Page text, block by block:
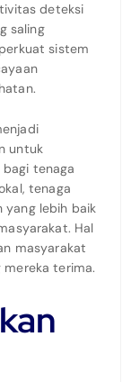
deteksi
saling
sistem
untuk
tenaga
tenaga
yang lebih baik
Hal
masyarakat
terima.